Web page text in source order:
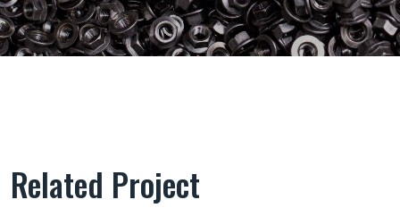
Related Project